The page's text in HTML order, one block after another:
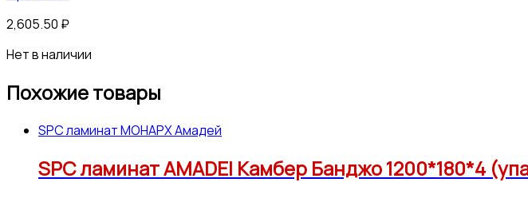
2,605.50 ₽
Нет в наличии
Похожие товары
SPC ламинат МОНАРХ Амадей
SPC ламинат AMADEI Камбер Банджо 1200*180*4